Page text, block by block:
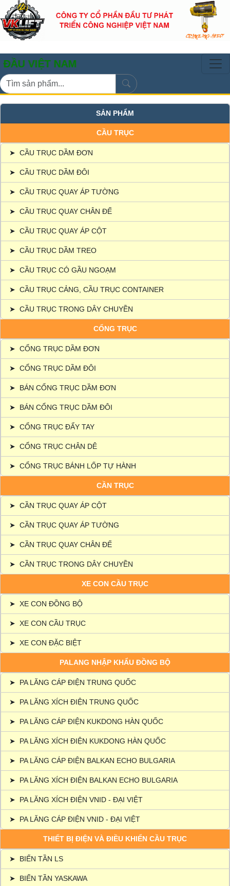
NAM
SẢN PHẨM
CẦU TRỤC
➤ CẦU TRỤC DẦM ĐƠN
➤ CẦU TRỤC DẦM ĐÔI
➤ CẦU TRỤC QUAY ÁP TƯỜNG
➤ CẦU TRỤC QUAY CHÂN ĐẾ
➤ CẦU TRỤC QUAY ÁP CỘT
➤ CẦU TRỤC DẦM TREO
➤ CẦU TRỤC CÓ GẦU NGOẠM
➤ CẦU TRỤC CẢNG, CẦU TRỤC CONTAINER
➤ CẦU TRỤC TRONG DÂY CHUYỀN
CỔNG TRỤC
➤ CỔNG TRỤC DẦM ĐƠN
➤ CỔNG TRỤC DẦM ĐÔI
➤ BÁN CỔNG TRỤC DẦM ĐƠN
➤ BÁN CỔNG TRỤC DẦM ĐÔI
➤ CỔNG TRỤC ĐẨY TAY
➤ CỔNG TRỤC CHÂN DÊ
➤ CỔNG TRỤC BÁNH LỐP TỰ HÀNH
CẦN TRỤC
➤ CẦN TRỤC QUAY ÁP CỘT
➤ CẦN TRỤC QUAY ÁP TƯỜNG
➤ CẦN TRỤC QUAY CHÂN ĐẾ
➤ CẦN TRỤC TRONG DÂY CHUYỀN
XE CON CẦU TRỤC
➤ XE CON ĐỒNG BỘ
➤ XE CON CẦU TRỤC
➤ XE CON ĐẶC BIỆT
PALANG NHẬP KHẨU ĐỒNG BỘ
➤ PA LĂNG CÁP ĐIỆN TRUNG QUỐC
➤ PA LĂNG XÍCH ĐIỆN TRUNG QUỐC
➤ PA LĂNG CÁP ĐIỆN KUKDONG HÀN QUỐC
➤ PA LĂNG XÍCH ĐIỆN KUKDONG HÀN QUỐC
➤ PA LĂNG CÁP ĐIỆN BALKAN ECHO BULGARIA
➤ PA LĂNG XÍCH ĐIỆN BALKAN ECHO BULGARIA
➤ PA LĂNG XÍCH ĐIỆN VNID - ĐẠI VIỆT
➤ PA LĂNG CÁP ĐIỆN VNID - ĐẠI VIỆT
THIẾT BỊ ĐIỆN VÀ ĐIỀU KHIỂN CẦU TRỤC
➤ BIẾN TẦN LS
➤ BIẾN TẦN YASKAWA